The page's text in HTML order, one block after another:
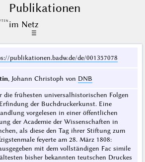
Publikationen
im Netz
☰
publikationen.badw.de/de/001357078
, Johann Christoph von DNB
die frühesten universalhistorischen Folgen
der Buchdruckerkunst. Eine
vorgelesen in einer öffentlichen
der Academie der Wissenschaften in
als diese den Tag ihrer Stiftung zum
feyerte am 28. März 1808:
mit dem vollständigen Fac simile
bisher bekannten teutschen Druckes